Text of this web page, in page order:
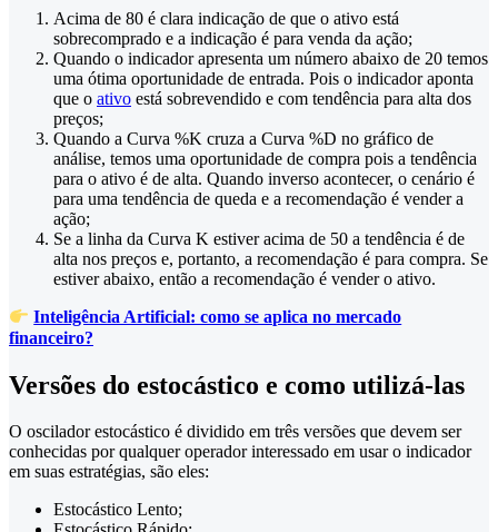
Acima de 80 é clara indicação de que o ativo está
sobrecomprado e a indicação é para venda da ação;
Quando o indicador apresenta um número abaixo de 20 temos
uma ótima oportunidade de entrada. Pois o indicador aponta
que o ativo está sobrevendido e com tendência para alta dos
preços;
Quando a Curva %K cruza a Curva %D no gráfico de
análise, temos uma oportunidade de compra pois a tendência
para o ativo é de alta. Quando inverso acontecer, o cenário é
para uma tendência de queda e a recomendação é vender a
ação;
Se a linha da Curva K estiver acima de 50 a tendência é de
alta nos preços e, portanto, a recomendação é para compra. Se
estiver abaixo, então a recomendação é vender o ativo.
Inteligência Artificial: como se aplica no mercado
financeiro?
Versões do estocástico e como utilizá-las
O oscilador estocástico é dividido em três versões que devem ser
conhecidas por qualquer operador interessado em usar o indicador
em suas estratégias, são eles:
Estocástico Lento;